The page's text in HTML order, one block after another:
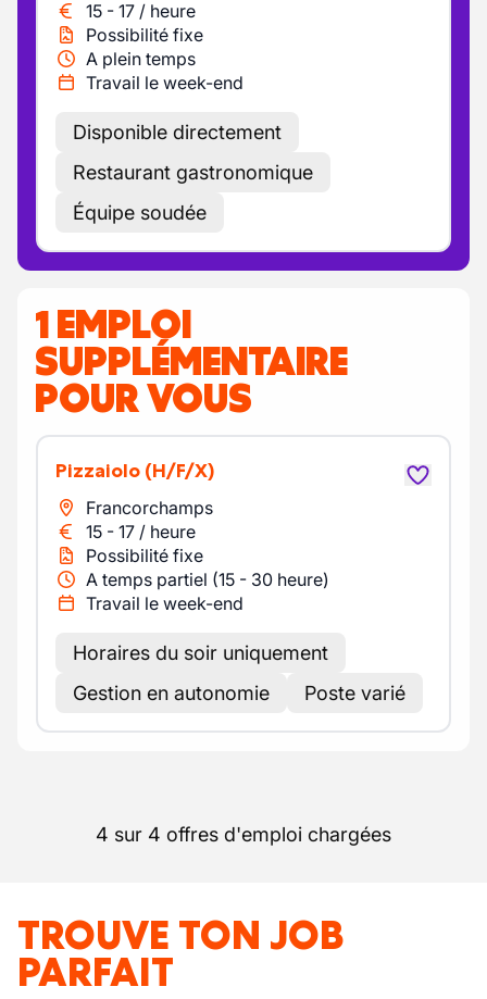
15 - 17 / heure
Possibilité fixe
A plein temps
Travail le week-end
Disponible directement
Restaurant gastronomique
Équipe soudée
1 EMPLOI
SUPPLÉMENTAIRE
POUR VOUS
Pizzaiolo (H/F/X)
Francorchamps
15 - 17 / heure
Possibilité fixe
A temps partiel (15 - 30 heure)
Travail le week-end
Horaires du soir uniquement
Gestion en autonomie
Poste varié
4 sur 4 offres d'emploi chargées
TROUVE TON JOB
PARFAIT